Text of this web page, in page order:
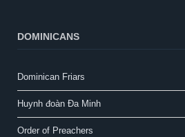
DOMINICANS
Dominican Friars
Huynh đoàn Đa Minh
Order of Preachers